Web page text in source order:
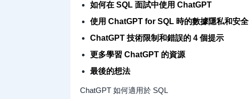
如何在 SQL 面試中使用 ChatGPT
使用 ChatGPT for SQL 時的數據隱私和安​​全
ChatGPT 技術限制和錯誤的 4 個提示
更多學習 ChatGPT 的資源
最後的想法
ChatGPT 如何適用於 SQL